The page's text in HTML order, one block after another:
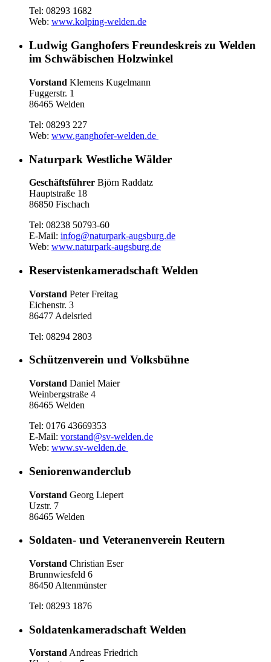
Tel: 08293 1682
Web: www.kolping-welden.de
Ludwig Ganghofers Freundeskreis zu Welden
im Schwäbischen Holzwinkel
Vorstand Klemens Kugelmann
Fuggerstr. 1
86465 Welden
Tel: 08293 227
Web: www.ganghofer-welden.de
Naturpark Westliche Wälder
Geschäftsführer Björn Raddatz
Hauptstraße 18
86850 Fischach
Tel: 08238 50793-60
E-Mail: infog@naturpark-augsburg.de
Web: www.naturpark-augsburg.de
Reservistenkameradschaft Welden
Vorstand Peter Freitag
Eichenstr. 3
86477 Adelsried
Tel: 08294 2803
Schützenverein und Volksbühne
Vorstand Daniel Maier
Weinbergstraße 4
86465 Welden
Tel: 0176 43669353
E-Mail: vorstand@sv-welden.de
Web: www.sv-welden.de
Seniorenwanderclub
Vorstand Georg Liepert
Uzstr. 7
86465 Welden
Soldaten- und Veteranenverein Reutern
Vorstand Christian Eser
Brunnwiesfeld 6
86450 Altenmünster
Tel: 08293 1876
Soldatenkameradschaft Welden
VorstandAndreas Friedrich